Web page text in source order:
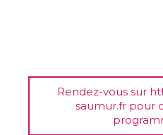
Rendez-vous sur
saumur.frpour